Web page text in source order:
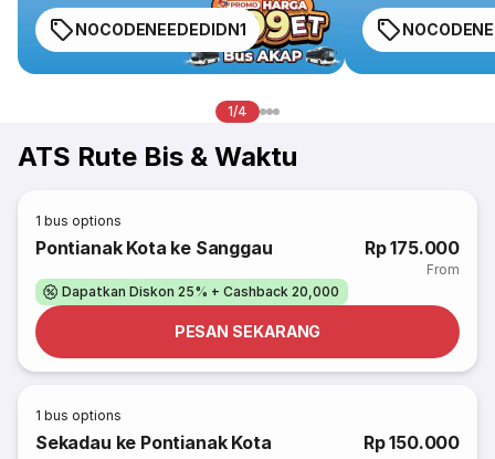
NOCODENEEDEDIDN1
1/4
ATS Rute Bis & Waktu
1 bus options
Pontianak Kota ke Sanggau Rp 175.000
From
Dapatkan Diskon 25% + Cashback 20,000
PESAN SEKARANG
1 bus options
Sekadau ke Pontianak Kota Rp 150.000